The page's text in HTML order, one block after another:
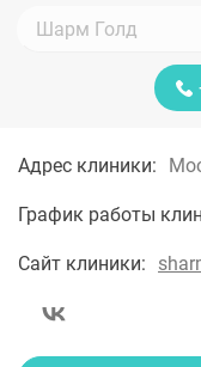
Адрес клиники:
График работы
Сайт клиники: